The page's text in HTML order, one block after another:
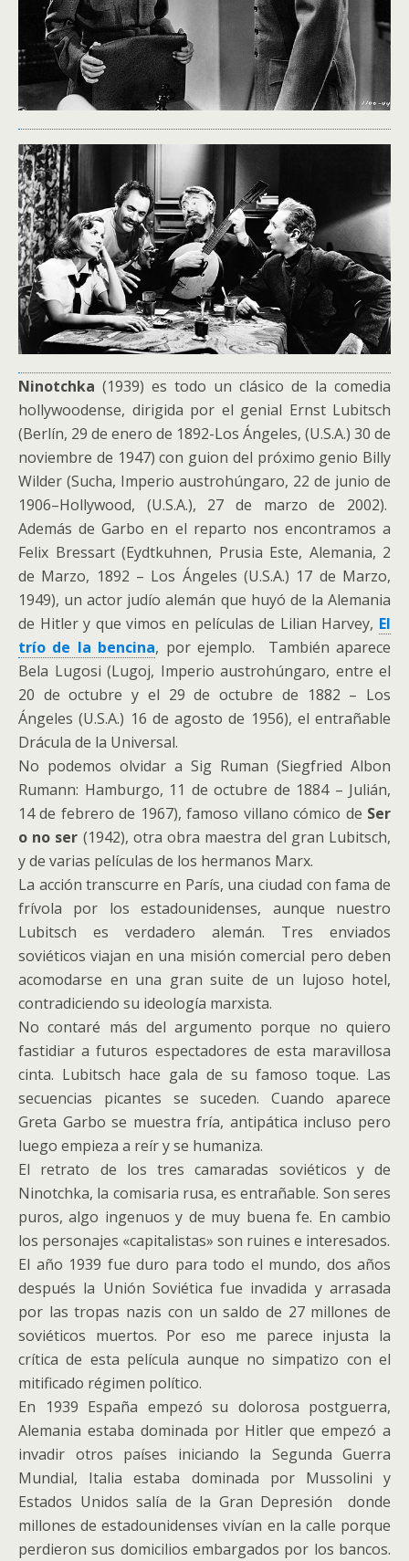
Ninotchka (1939) es todo un clásico de la comedia
hollywoodense, dirigida por el genial Ernst Lubitsch
(Berlín, 29 de enero de 1892-Los Ángeles, (U.S.A.) 30 de
noviembre de 1947) con guion del próximo genio Billy
Wilder (Sucha, Imperio austrohúngaro, 22 de junio de
1906–Hollywood, (U.S.A.), 27 de marzo de 2002).
Además de Garbo en el reparto nos encontramos a
Felix Bressart (Eydtkuhnen, Prusia Este, Alemania, 2
de Marzo, 1892 – Los Ángeles (U.S.A.) 17 de Marzo,
1949), un actor judío alemán que huyó de la Alemania
de Hitler y que vimos en películas de Lilian Harvey, El
trío de la bencina, por ejemplo. También aparece
Bela Lugosi (Lugoj, Imperio austrohúngaro, entre el
20 de octubre y el 29 de octubre de 1882 – Los
Ángeles (U.S.A.) 16 de agosto de 1956), el entrañable
Drácula de la Universal.
No podemos olvidar a Sig Ruman (Siegfried Albon
Rumann: Hamburgo, 11 de octubre de 1884 – Julián,
14 de febrero de 1967), famoso villano cómico de Ser
o no ser (1942), otra obra maestra del gran Lubitsch,
y de varias películas de los hermanos Marx.
La acción transcurre en París, una ciudad con fama de
frívola por los estadounidenses, aunque nuestro
Lubitsch es verdadero alemán. Tres enviados
soviéticos viajan en una misión comercial pero deben
acomodarse en una gran suite de un lujoso hotel,
contradiciendo su ideología marxista.
No contaré más del argumento porque no quiero
fastidiar a futuros espectadores de esta maravillosa
cinta. Lubitsch hace gala de su famoso toque. Las
secuencias picantes se suceden. Cuando aparece
Greta Garbo se muestra fría, antipática incluso pero
luego empieza a reír y se humaniza.
El retrato de los tres camaradas soviéticos y de
Ninotchka, la comisaria rusa, es entrañable. Son seres
puros, algo ingenuos y de muy buena fe. En cambio
los personajes «capitalistas» son ruines e interesados.
El año 1939 fue duro para todo el mundo, dos años
después la Unión Soviética fue invadida y arrasada
por las tropas nazis con un saldo de 27 millones de
soviéticos muertos. Por eso me parece injusta la
crítica de esta película aunque no simpatizo con el
mitificado régimen político.
En 1939 España empezó su dolorosa postguerra,
Alemania estaba dominada por Hitler que empezó a
invadir otros países iniciando la Segunda Guerra
Mundial, Italia estaba dominada por Mussolini y
Estados Unidos salía de la Gran Depresión donde
millones de estadounidenses vivían en la calle porque
perdieron sus domicilios embargados por los bancos.